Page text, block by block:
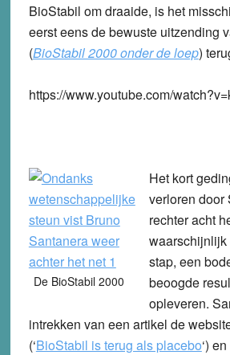
BioStabil om draaide, is het
eerst eens de bewuste uitzending
(BioStabil 2000 onder de loep)
https://www.youtube.com/
De BioStabil 2000
Het kort
verloren door
rechter acht
stap, een
beoogde
opleveren.
intrekken van een artikel de
(‘BioStabil is terug als placebo‘)